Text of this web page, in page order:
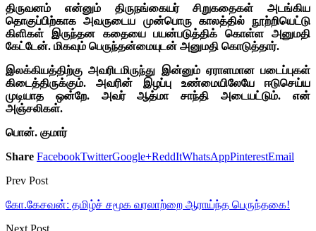
திருவனம் என்னும் திருநங்கையர் சிறுகதைகள் அடங்கிய
தொகுப்பிற்காக அவருடைய முன்பொரு காலத்தில் நூற்றியெட்டு
கிளிகள் இருந்தன கதையை பயன்படுத்திக் கொள்ள அனுமதி
கேட்டேன். மிகவும் பெருந்தன்மையுடன் அனுமதி கொடுத்தார்.
இலக்கியத்திற்கு அவரிடமிருந்து இன்னும் ஏராளமான படைப்புகள்
கிடைத்திருக்கும். அவரின் இழப்பு உண்மையிலேயே ஈடுசெய்ய
முடியாத ஒன்றே. அவர் ஆத்மா சாந்தி அடையட்டும். என்
அஞ்சலிகள்.
பொன். குமார்
Share FacebookTwitterGoogle+ReddItWhatsAppPinterestEmail
Prev Post
கோ.கேசவன்: தமிழ்ச் சமூக வரலாற்றை ஆராய்ந்த பெருந்தகை!
Next Post